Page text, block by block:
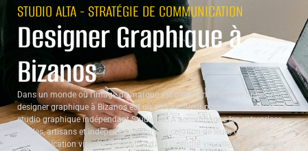
STUDIO ALTA - STRATÉGIE DE COMMUNICATION
Designer Graphique à
Bizanos
Dans un monde où l’image de marque est déterminante, faire appel à un
designer graphique à Bizanos est un atout majeur pour se démarquer. Le
studio graphique indépendant Studio ALTA accompagne les entreprises
locales, artisans et indépendants dans la création de leurs outils de
communication visuelle. Spécialisé dans l’identité visuelle, la conception